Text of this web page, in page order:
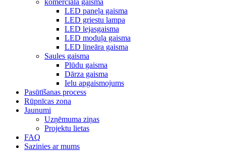
komerciāla gaisma
LED paneļa gaisma
LED griestu lampa
LED lejasgaisma
LED moduļa gaisma
LED lineāra gaisma
Saules gaisma
Plūdu gaisma
Dārza gaisma
Ielu apgaismojums
Pasūtīšanas process
Rūpnīcas zona
Jaunumi
Uzņēmuma ziņas
Projektu lietas
FAQ
Sazinies ar mums